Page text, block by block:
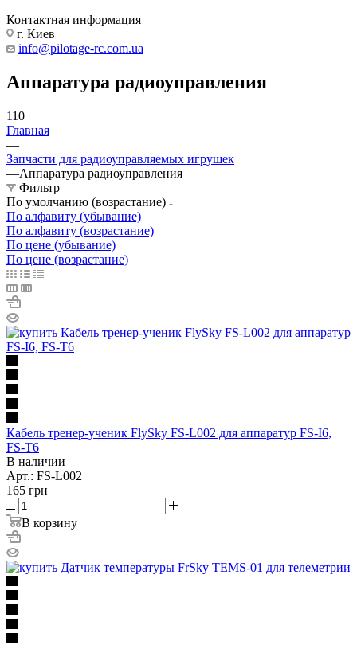
Контактная информация
г. Киев
info@pilotage-rc.com.ua
Аппаратура радиоуправления
110
Главная
—
Запчасти для радиоуправляемых игрушек
—Аппаратура радиоуправления
Фильтр
По умолчанию (возрастание)
По алфавиту (убывание)
По алфавиту (возрастание)
По цене (убывание)
По цене (возрастание)
Кабель тренер-ученик FlySky FS-L002 для аппаратур FS-I6,
FS-T6
В наличии
Арт.: FS-L002
165 грн
В корзину